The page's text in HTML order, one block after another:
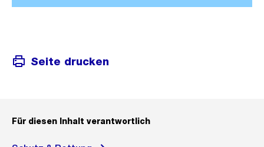
Seite drucken
Für diesen Inhalt verantwortlich